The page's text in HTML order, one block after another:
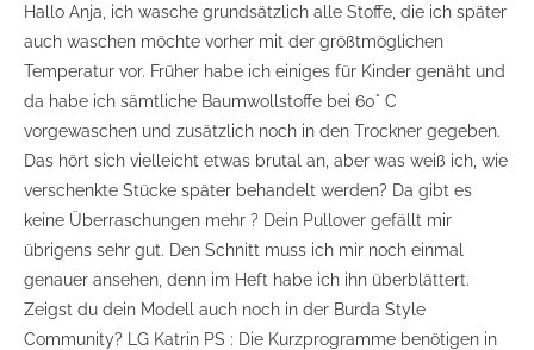
Hallo Anja, ich wasche grundsätzlich alle Stoffe, die ich später
auch waschen möchte vorher mit der größtmöglichen
Temperatur vor. Früher habe ich einiges für Kinder genäht und
da habe ich sämtliche Baumwollstoffe bei 60° C
vorgewaschen und zusätzlich noch in den Trockner gegeben.
Das hört sich vielleicht etwas brutal an, aber was weiß ich, wie
verschenkte Stücke später behandelt werden? Da gibt es
keine Überraschungen mehr ? Dein Pullover gefällt mir
übrigens sehr gut. Den Schnitt muss ich mir noch einmal
genauer ansehen, denn im Heft habe ich ihn überblättert.
Zeigst du dein Modell auch noch in der Burda Style
Community? LG Katrin PS : Die Kurzprogramme benötigen in